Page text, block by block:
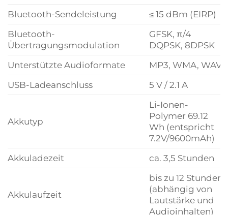
Bluetooth-Sendeleistung
≤ 15 dBm (EIRP)
Bluetooth-
Übertragungsmodulation
GFSK, π/4
DQPSK, 8DPSK
Unterstützte Audioformate
MP3, WMA, WAV
USB-Ladeanschluss
5 V / 2.1 A
Akkutyp
Li-Ionen-
Polymer 69.12
Wh (entspricht
7.2V/9600mAh)
Akkuladezeit
ca. 3,5 Stunden
Akkulaufzeit
bis zu 12 Stunden
(abhängig von
Lautstärke und
Audioinhalten)